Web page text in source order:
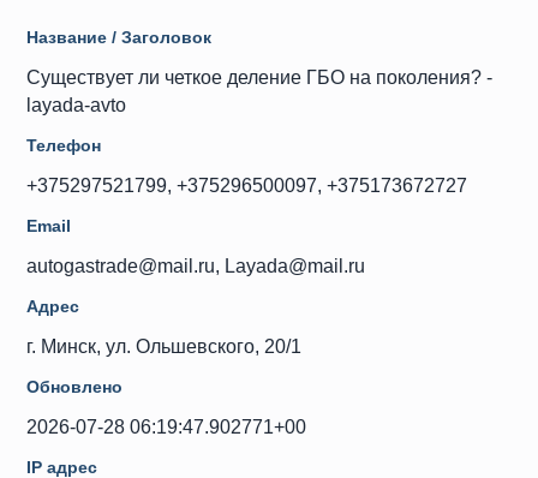
Название / Заголовок
Существует ли четкое деление ГБО на поколения? -
layada-avto
Телефон
+375297521799, +375296500097, +375173672727
Email
autogastrade@mail.ru, Layada@mail.ru
Адрес
г. Минск, ул. Ольшевского, 20/1
Обновлено
2026-07-28 06:19:47.902771+00
IP адрес